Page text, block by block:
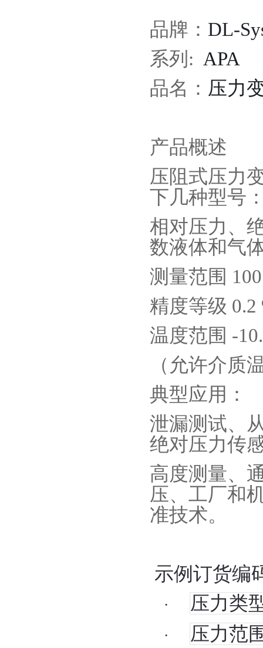
品牌： DL-
系列 : APA
品名： 压力
产品概述
压阻式压力
下几种型号
相对压力、
数液体和气
测量范围
精度等级 0.2
温度范围 -
（允许介质
典型应用：
泄漏测试、
绝对压力传
高度测量、
压、工厂和
准技术。
示例订货编
· 压力类
· 压力范